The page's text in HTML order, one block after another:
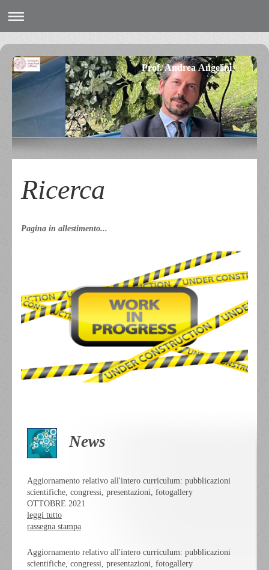
Prof. Andrea Angelini
Ricerca
Pagina in allestimento...
News
Aggiornamento relativo all'intero curriculum: pubblicazioni
scientifiche, congressi, presentazioni, fotogallery
OTTOBRE 2021
leggi tutto
rassegna stampa
Aggiornamento relativo all'intero curriculum: pubblicazioni
scientifiche, congressi, presentazioni, fotogallery